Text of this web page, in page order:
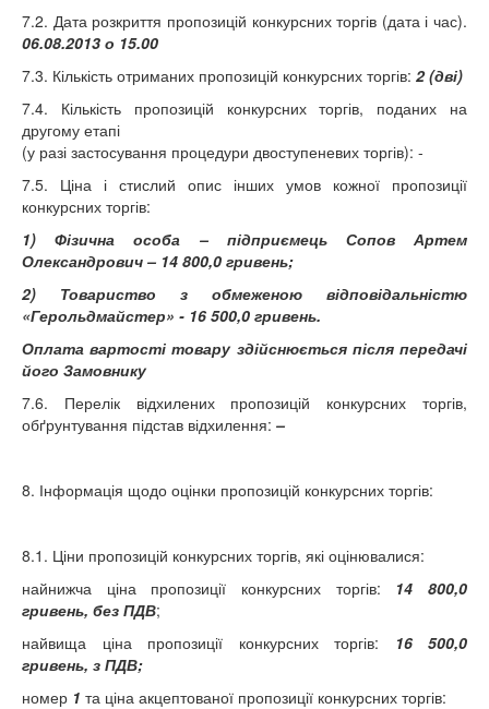
7.2. Дата розкриття пропозицій конкурсних торгів (дата і час).
06.08.2013 о 15.00
7.3. Кількість отриманих пропозицій конкурсних торгів: 2 (дві)
7.4. Кількість пропозицій конкурсних торгів, поданих на
другому етапі
(у разі застосування процедури двоступеневих торгів): -
7.5. Ціна і стислий опис інших умов кожної пропозиції
конкурсних торгів:
1)
Фізична особа – підприємець Сопов Артем
Олександрович – 14 800,0 гривень;
2) Товариство з обмеженою відповідальністю
«Герольдмайстер» - 16 500,0 гривень.
Оплата вартості товару здійснюється після передачі
його Замовнику
7.6. Перелік відхилених пропозицій конкурсних торгів,
обґрунтування підстав відхилення: –
8. Інформація щодо оцінки пропозицій конкурсних торгів:
8.1. Ціни пропозицій конкурсних торгів, які оцінювалися:
найнижча ціна пропозиції конкурсних торгів: 14 800,0
гривень, без ПДВ;
найвища ціна пропозиції конкурсних торгів:
16 500,0
гривень, з ПДВ;
номер 1 та ціна акцептованої пропозиції конкурсних торгів: